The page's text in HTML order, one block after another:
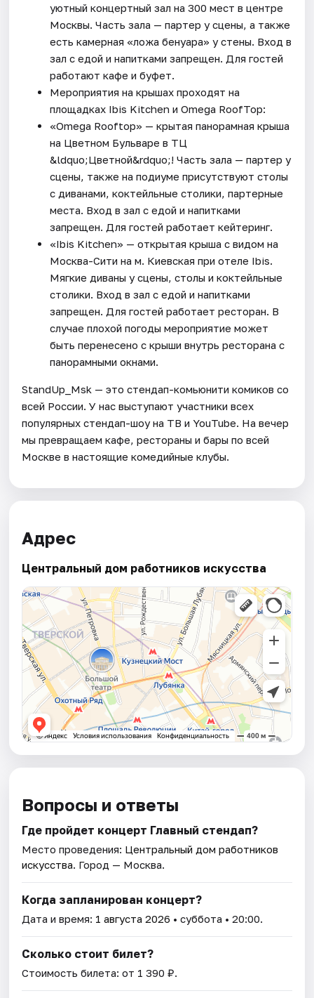
уютный концертный зал на 300 мест в центре
Москвы. Часть зала — партер у сцены, а также
есть камерная «ложа бенуара» у стены. Вход в
зал с едой и напитками запрещен. Для гостей
работают кафе и буфет.
Мероприятия на крышах проходят на
площадках Ibis Kitchen и Omega RoofTop:
«Omega Rooftop» — крытая панорамная крыша
на Цветном Бульваре в ТЦ
&ldquo;Цветной&rdquo;! Часть зала — партер у
сцены, также на подиуме присутствуют столы
с диванами, коктейльные столики, партерные
места. Вход в зал с едой и напитками
запрещен. Для гостей работает кейтеринг.
«Ibis Kitchen» — открытая крыша с видом на
Москва-Сити на м. Киевская при отеле Ibis.
Мягкие диваны у сцены, столы и коктейльные
столики. Вход в зал с едой и напитками
запрещен. Для гостей работает ресторан. В
случае плохой погоды мероприятие может
быть перенесено с крыши внутрь ресторана с
панорамными окнами.
StandUp_Msk — это стендап-комьюнити комиков со
всей России. У нас выступают участники всех
популярных стендап-шоу на ТВ и YouTube. На вечер
мы превращаем кафе, рестораны и бары по всей
Москве в настоящие комедийные клубы.
Адрес
Центральный дом работников искусства
Вопросы и ответы
Где пройдет концерт Главный стендап?
Место проведения: Центральный дом работников
искусства. Город — Москва.
Когда запланирован концерт?
Дата и время: 1 августа 2026 • суббота • 20:00.
Сколько стоит билет?
Стоимость билета: от 1 390 ₽.